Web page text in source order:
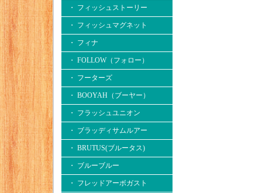
・ フィッシュストーリー
・ フィッシュマグネット
・ フィナ
・ FOLLOW（フォロー）
・ フーターズ
・ BOOYAH（ブーヤー）
・ フラッシュユニオン
・ ブラッディサムルアー
・ BRUTUS(ブルータス)
・ ブルーブルー
・ フレッドアーボガスト